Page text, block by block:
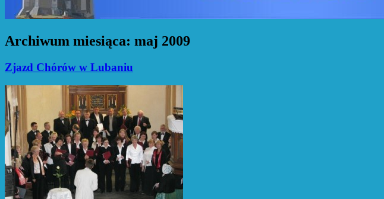
Archiwum miesiąca: maj 2009
Zjazd Chórów w Lubaniu